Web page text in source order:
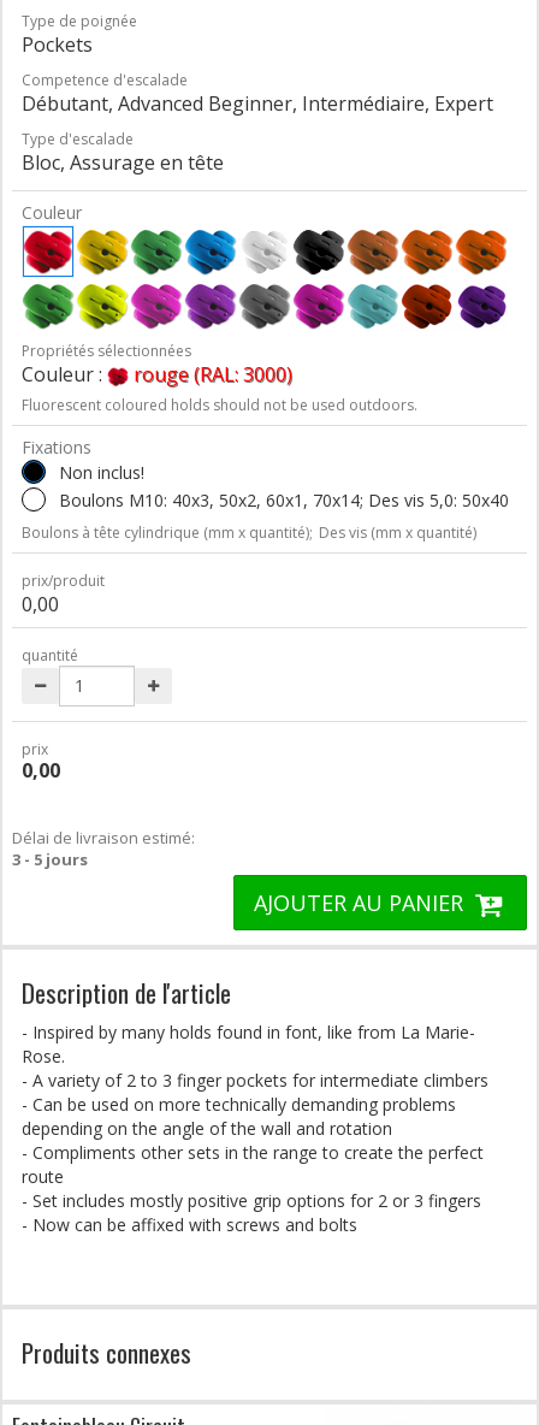
Type de poignée
Pockets
Competence d'escalade
Débutant, Advanced Beginner, Intermédiaire, Expert
Type d'escalade
Bloc, Assurage en tête
Couleur
Propriétés sélectionnées
Couleur : rouge (RAL: 3000)
Fluorescent coloured holds should not be used outdoors.
Fixations
Non inclus!
Boulons M10: 40x3, 50x2, 60x1, 70x14; Des vis 5,0: 50x40
Boulons à tête cylindrique (mm x quantité); Des vis (mm x quantité)
prix/produit
0,00
quantité
prix
0,00
Délai de livraison estimé:
3 - 5 jours
AJOUTER AU PANIER
Description de l'article
- Inspired by many holds found in font, like from La Marie-
Rose.
- A variety of 2 to 3 finger pockets for intermediate climbers
- Can be used on more technically demanding problems
depending on the angle of the wall and rotation
- Compliments other sets in the range to create the perfect
route
- Set includes mostly positive grip options for 2 or 3 fingers
- Now can be affixed with screws and bolts
Produits connexes